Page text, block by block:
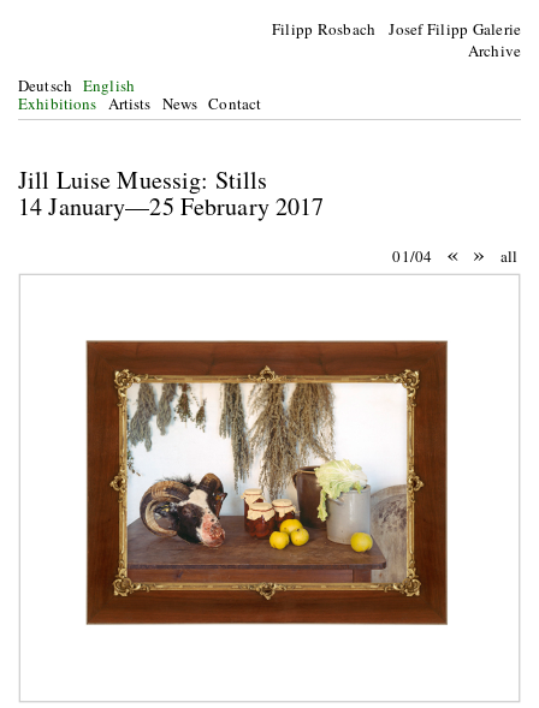
Filipp Rosbach Josef Filipp Galerie
Archive
Deutsch English
Exhibitions Artists News Contact
Jill Luise Muessig: Stills
14 January—25 February 2017
01/04 « » all